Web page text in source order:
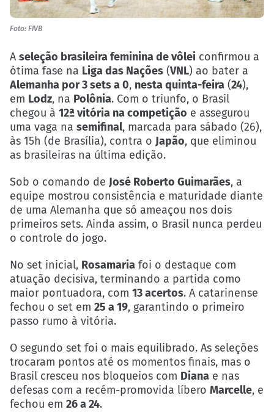
Foto: FIVB
A seleção brasileira feminina de vôlei confirmou a
ótima fase na Liga das Nações (VNL) ao bater a
Alemanha por 3 sets a 0, nesta quinta-feira (24),
em Lodz, na Polônia. Com o triunfo, o Brasil
chegou à 12ª vitória na competição e assegurou
uma vaga na semifinal, marcada para sábado (26),
às 15h (de Brasília), contra o Japão, que eliminou
as brasileiras na última edição.
Sob o comando de José Roberto Guimarães, a
equipe mostrou consistência e maturidade diante
de uma Alemanha que só ameaçou nos dois
primeiros sets. Ainda assim, o Brasil nunca perdeu
o controle do jogo.
No set inicial, Rosamaria foi o destaque com
atuação decisiva, terminando a partida como
maior pontuadora, com 13 acertos. A catarinense
fechou o set em 25 a 19, garantindo o primeiro
passo rumo à vitória.
O segundo set foi o mais equilibrado. As seleções
trocaram pontos até os momentos finais, mas o
Brasil cresceu nos bloqueios com Diana e nas
defesas com a recém-promovida líbero Marcelle, e
fechou em 26 a 24.